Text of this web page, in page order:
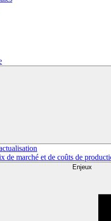
de marché et de coûts de
Enjeux